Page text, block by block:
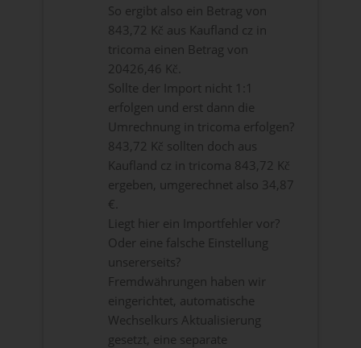
So ergibt also ein Betrag von
843,72 Kč aus Kaufland cz in
tricoma einen Betrag von
20426,46 Kč.
Sollte der Import nicht 1:1
erfolgen und erst dann die
Umrechnung in tricoma erfolgen?
843,72 Kč sollten doch aus
Kaufland cz in tricoma 843,72 Kč
ergeben, umgerechnet also 34,87
€.
Liegt hier ein Importfehler vor?
Oder eine falsche Einstellung
unsererseits?
Fremdwährungen haben wir
eingerichtet, automatische
Wechselkurs Aktualisierung
gesetzt, eine separate